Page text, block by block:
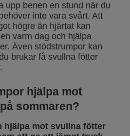
upp benen en stund när du
inte vara svårt. Att
högre än hjärtat kan
varm dag och hjälpa
Även stödstrumpor kan
brukar få svullna fötter
hjälpa mot
sommaren?
hjälpa mot svullna fötter